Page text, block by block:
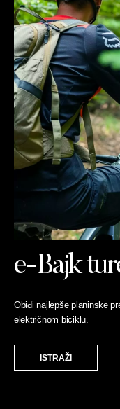
e-Bajk
Obiđi najlepše planinske
električnom biciklu.
ISTRAŽI